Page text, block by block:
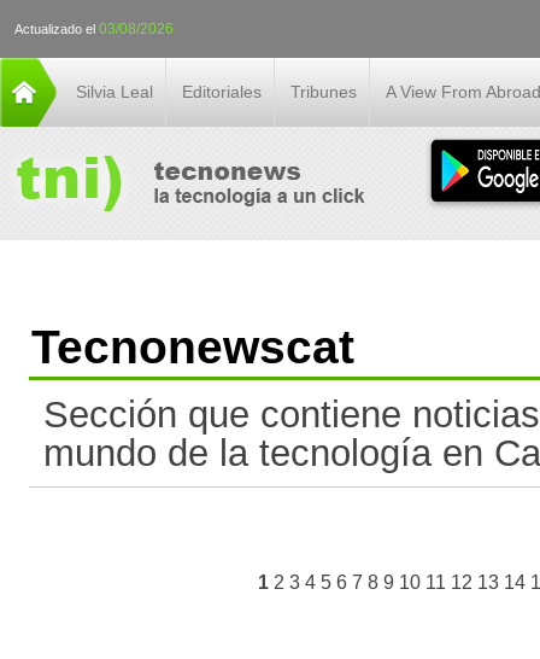
Actualizado el 03/08/2026
Silvia Leal Editoriales Tribunes A View From Abroad
Tecnonewscat
Sección que contiene
mundo de la tecnología en
1 2 3 4 5 6 7 8 9 10 11 12 13 14